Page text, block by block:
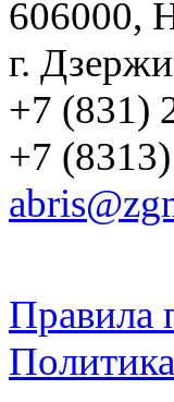
606000,
г.
+7 (831)
+7
Правила